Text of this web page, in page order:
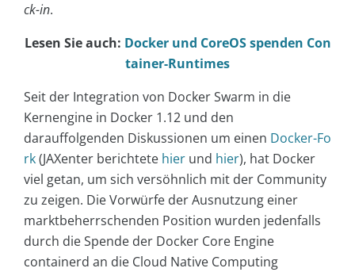
ck-in.
Lesen Sie auch: Docker und CoreOS spenden Con
tainer-Runtimes
Seit der Integration von Docker Swarm in die
Kernengine in Docker 1.12 und den
darauffolgenden Diskussionen um einen Docker-Fo
rk(JAXenter berichtete hier und hier), hat Docker
viel getan, um sich versöhnlich mit der Community
zu zeigen. Die Vorwürfe der Ausnutzung einer
marktbeherrschenden Position wurden jedenfalls
durch die Spende der Docker Core Engine
containerd an die Cloud Native Computing